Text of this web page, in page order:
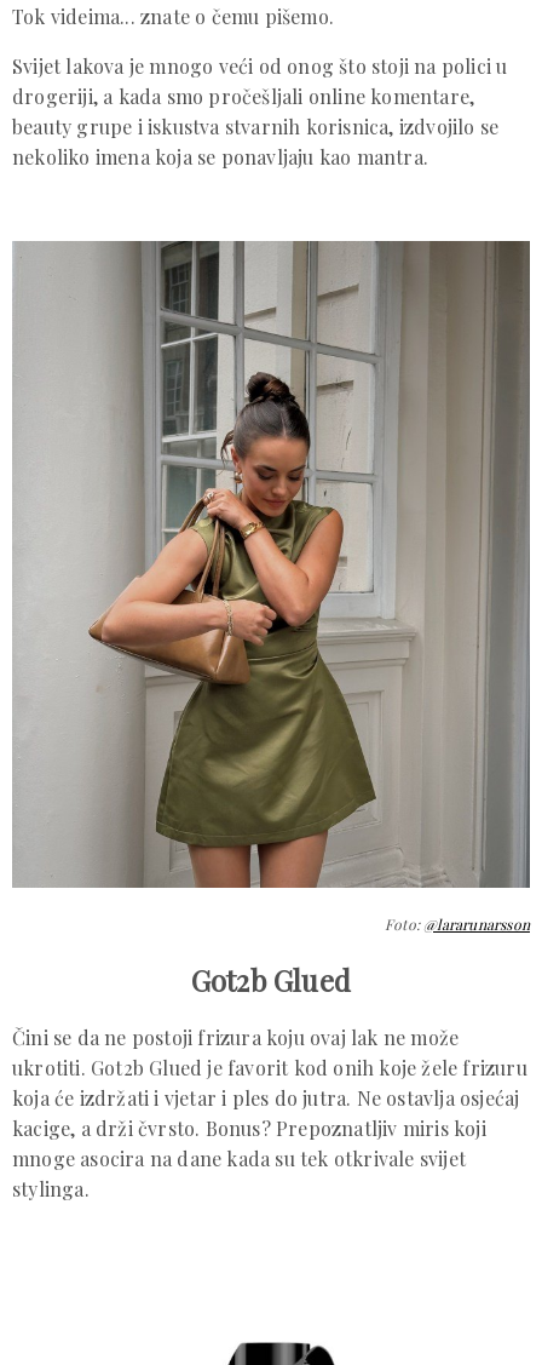
Tok videima... znate o čemu pišemo.
Svijet lakova je mnogo veći od onog što stoji na polici u
drogeriji, a kada smo pročešljali online komentare,
beauty grupe i iskustva stvarnih korisnica, izdvojilo se
nekoliko imena koja se ponavljaju kao mantra.
Foto:@lararunarsson
Got2b Glued
Čini se da ne postoji frizura koju ovaj lak ne može
ukrotiti. Got2b Glued je favorit kod onih koje žele frizuru
koja će izdržati i vjetar i ples do jutra. Ne ostavlja osjećaj
kacige, a drži čvrsto. Bonus? Prepoznatljiv miris koji
mnoge asocira na dane kada su tek otkrivale svijet
stylinga.